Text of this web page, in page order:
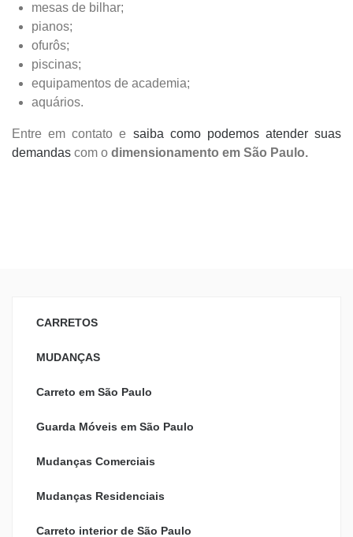
mesas de bilhar;
pianos;
ofurôs;
piscinas;
equipamentos de academia;
aquários.
Entre em contato e saiba como podemos atender suas
demandas com o dimensionamento em São Paulo.
CARRETOS
MUDANÇAS
Carreto em São Paulo
Guarda Móveis em São Paulo
Mudanças Comerciais
Mudanças Residenciais
Carreto interior de São Paulo